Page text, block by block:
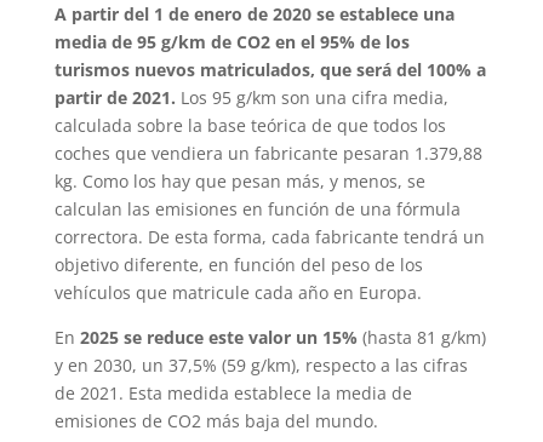
A partir del 1 de enero de 2020 se establece una
media de 95 g/km de CO2 en el 95% de los
turismos nuevos matriculados, que será del 100% a
partir de 2021. Los 95 g/km son una cifra media,
calculada sobre la base teórica de que todos los
coches que vendiera un fabricante pesaran 1.379,88
kg. Como los hay que pesan más, y menos, se
calculan las emisiones en función de una fórmula
correctora. De esta forma, cada fabricante tendrá un
objetivo diferente, en función del peso de los
vehículos que matricule cada año en Europa.
En 2025 se reduce este valor un 15% (hasta 81 g/km)
y en 2030, un 37,5% (59 g/km), respecto a las cifras
de 2021. Esta medida establece la media de
emisiones de CO2 más baja del mundo.